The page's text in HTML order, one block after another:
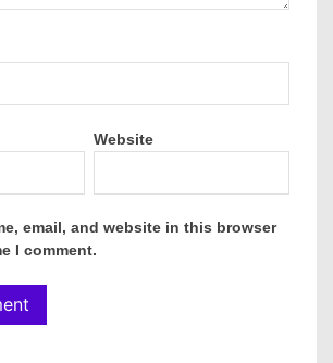
Website
email, and website in this browser
I comment.